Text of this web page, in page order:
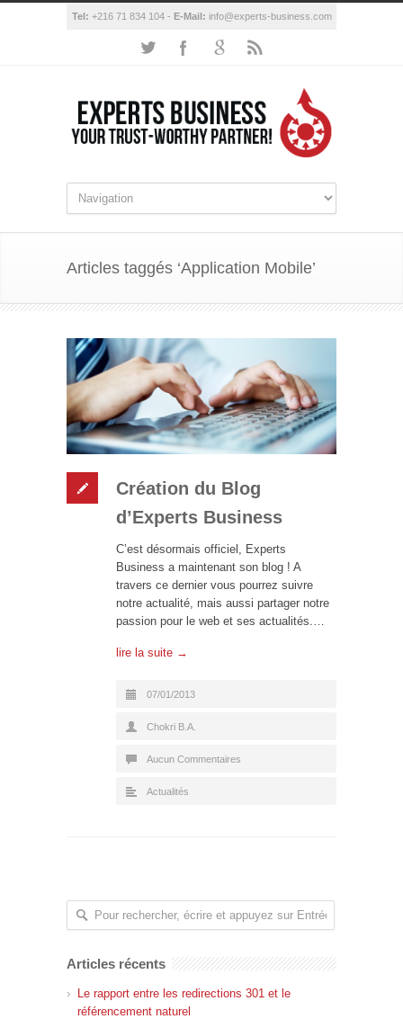
Tel: +216 71 834 104 - E-Mail: info@experts-business.com
Articles taggés ‘Application Mobile’
Création du Blog
d’Experts Business
C’est désormais officiel, Experts
Business a maintenant son blog ! A
travers ce dernier vous pourrez suivre
notre actualité, mais aussi partager notre
passion pour le web et ses actualités.…
lire la suite →
07/01/2013
Chokri B.A.
Aucun Commentaires
Actualités
Articles récents
Le rapport entre les redirections 301 et le
référencement naturel